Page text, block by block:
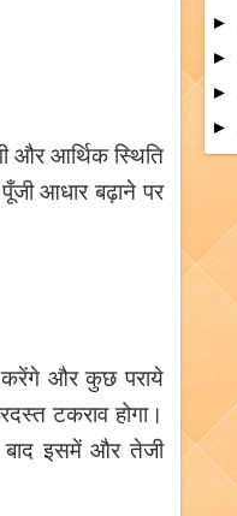
और आर्थिक स्थिति
आधार बढ़ाने पर
करेंगे और कुछ पराये
टकराव होगा।
बाद इसमें और तेजी
►
►
►
►